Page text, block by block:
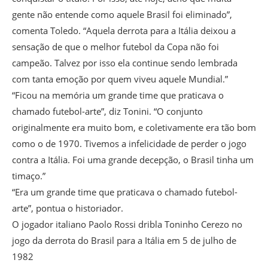
gente não entende como aquele Brasil foi eliminado”,
comenta Toledo. “Aquela derrota para a Itália deixou a
sensação de que o melhor futebol da Copa não foi
campeão. Talvez por isso ela continue sendo lembrada
com tanta emoção por quem viveu aquele Mundial.”
“Ficou na memória um grande time que praticava o
chamado futebol-arte”, diz Tonini. “O conjunto
originalmente era muito bom, e coletivamente era tão bom
como o de 1970. Tivemos a infelicidade de perder o jogo
contra a Itália. Foi uma grande decepção, o Brasil tinha um
timaço.”
“Era um grande time que praticava o chamado futebol-
arte”, pontua o historiador.
O jogador italiano Paolo Rossi dribla Toninho Cerezo no
jogo da derrota do Brasil para a Itália em 5 de julho de
1982